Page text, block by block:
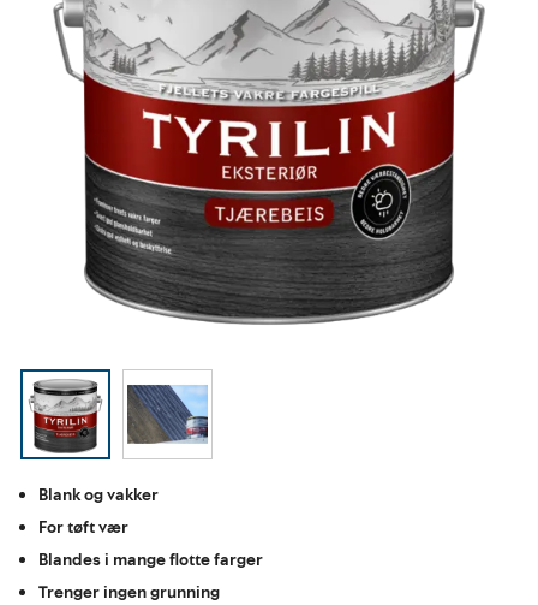
Blank og vakker
For tøft vær
Blandes i mange flotte farger
Trenger ingen grunning